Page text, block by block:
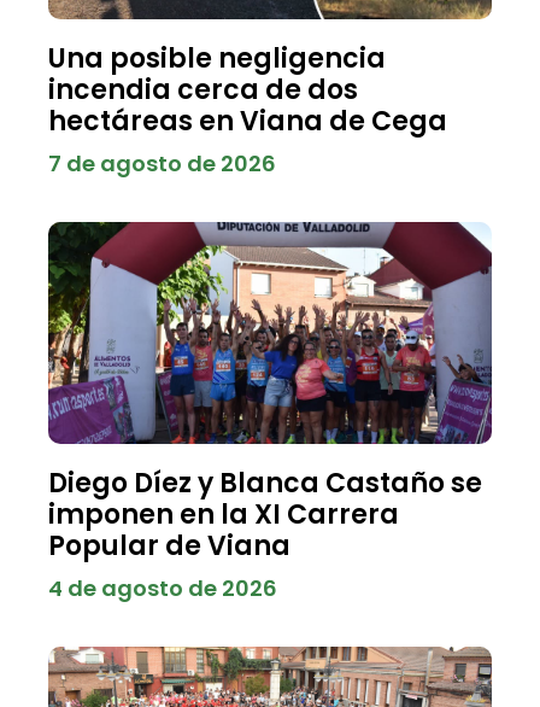
Una posible negligencia
incendia cerca de dos
hectáreas en Viana de Cega
7 de agosto de 2026
Diego Díez y Blanca Castaño se
imponen en la XI Carrera
Popular de Viana
4 de agosto de 2026